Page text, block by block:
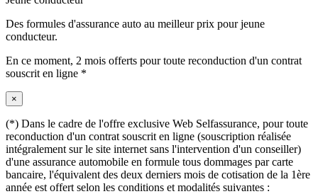
Des formules d'assurance auto au meilleur prix pour jeune
conducteur.
En ce moment, 2 mois offerts pour toute reconduction d'un contrat
souscrit en ligne *
×
(*) Dans le cadre de l'offre exclusive Web Selfassurance, pour toute
reconduction d'un contrat souscrit en ligne (souscription réalisée
intégralement sur le site internet sans l'intervention d'un conseiller)
d'une assurance automobile en formule tous dommages par carte
bancaire, l'équivalent des deux derniers mois de cotisation de la 1ère
année est offert selon les conditions et modalités suivantes :